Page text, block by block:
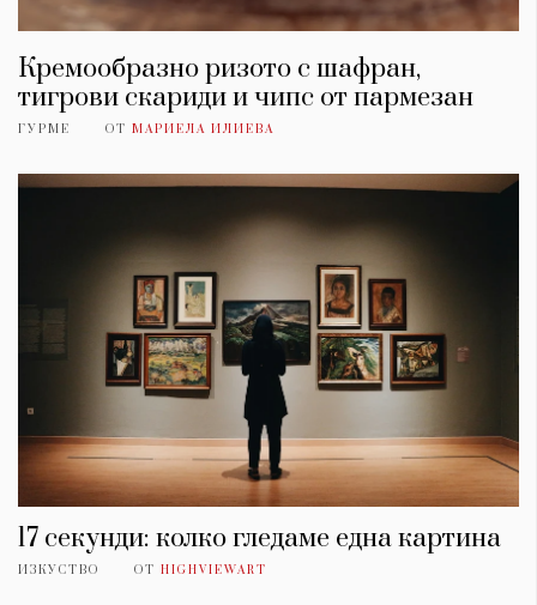
Кремообразно ризото с шафран,
тигрови скариди и чипс от пармезан
ГУРМЕ ОТ МАРИЕЛА ИЛИЕВА
17 секунди: колко гледаме една картина
ИЗКУСТВО ОТ HIGHVIEWART